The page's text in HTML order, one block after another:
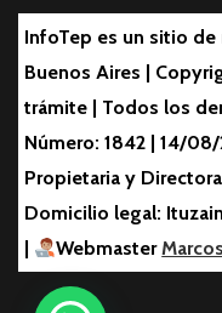
InfoTep es un sitio
Buenos Aires |
trámite | Todos los
Número: 1842 | 14/08/
Propietaria y
Domicilio legal:
Webmaster